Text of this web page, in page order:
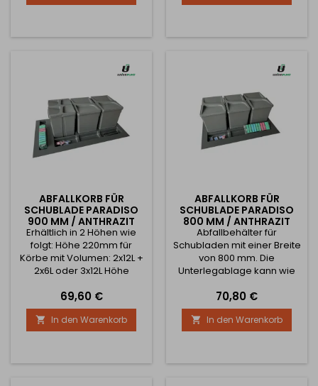
ABFALLKORB FÜR
SCHUBLADE PARADISO
900 MM / ANTHRAZIT
Erhältlich in 2 Höhen wie
folgt: Höhe 220mm für
Körbe mit Volumen: 2x12L +
2x6L oder 3x12L Höhe
Volumen: 2x15L + 2x7L oder
3x15L Breite kann gekürzt
werden: 760 - 836 mm Tiefe
kann gekürzt werden: 405 -
mit Deckel geliefert.
Preis
69,60 €
 In den Warenkorb
ABFALLKORB FÜR
SCHUBLADE PARADISO
800 MM / ANTHRAZIT
Abfallbehälter für
Schubladen mit einer Breite
von 800 mm. Die
Unterlegablage kann wie
zugeschnitten werden,
indem man ihn auf die
tatsächlichen
Abmessungen der
Erhältlich in 2 Höhen wie
Preis
70,80 €
 In den Warenkorb